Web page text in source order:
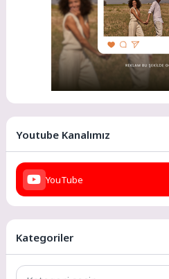
Youtube Kanalımız
YouTube
Kategoriler